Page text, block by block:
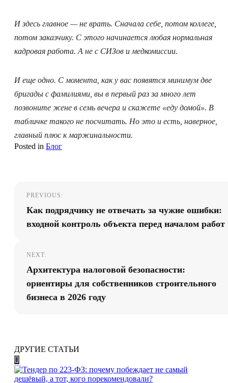
И здесь главное — не врать. Сначала себе, потом коллеге,
потом заказчику. С этого начинается любая нормальная
кадровая работа. А не с СИЗов и медкомиссии.
И еще одно. С момента, как у вас появятся минимум две
бригады с фамилиями, вы в первый раз за много лет
позвоните жене в семь вечера и скажете «еду домой». В
табличке такого не посчитать. Но это и есть, наверное,
главный плюс к маржинальности.
Posted in Блог
записям
PREVIOUS:
Как подрядчику не отвечать за чужие ошибки:
входной контроль объекта перед началом работ
NEXT:
Архитектура налоговой безопасности:
ориентиры для собственников строительного
бизнеса в 2026 году
ДРУГИЕ СТАТЬИ